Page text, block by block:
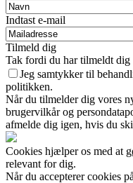
Indtast e-mail
Tilmeld dig
Tak fordi du har tilmeldt dig
Jeg samtykker til
politikken.
Når du tilmelder dig vores
brugervilkår og
afmelde dig igen, hvis du
Cookies hjælper os med at
relevant for dig.
Når du accepterer cookies